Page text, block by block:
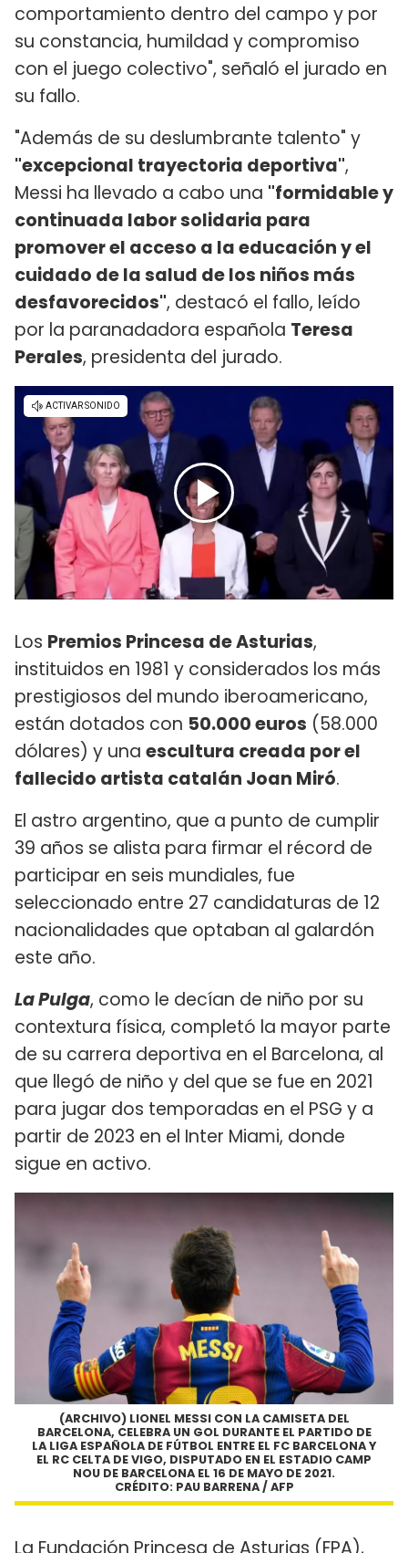
comportamiento dentro del campo y por
su constancia, humildad y compromiso
con el juego colectivo", señaló el jurado en
su fallo.
"Además de su deslumbrante talento" y
"excepcional trayectoria deportiva",
Messi ha llevado a cabo una "formidable y
continuada labor solidaria para
promover el acceso a la educación y el
cuidado de la salud de los niños más
desfavorecidos", destacó el fallo, leído
por la paranadadora española Teresa
Perales, presidenta del jurado.
Los Premios Princesa de Asturias,
instituidos en 1981 y considerados los más
prestigiosos del mundo iberoamericano,
están dotados con 50.000 euros (58.000
dólares) y una escultura creada por el
fallecido artista catalán Joan Miró.
El astro argentino, que a punto de cumplir
39 años se alista para firmar el récord de
participar en seis mundiales, fue
seleccionado entre 27 candidaturas de 12
nacionalidades que optaban al galardón
este año.
La Pulga, como le decían de niño por su
contextura física, completó la mayor parte
de su carrera deportiva en el Barcelona, al
que llegó de niño y del que se fue en 2021
para jugar dos temporadas en el PSG y a
partir de 2023 en el Inter Miami, donde
sigue en activo.
(ARCHIVO) LIONEL MESSI CON LA CAMISETA DEL
BARCELONA, CELEBRA UN GOL DURANTE EL PARTIDO DE
LA LIGA ESPAÑOLA DE FÚTBOL ENTRE EL FC BARCELONA Y
EL RC CELTA DE VIGO, DISPUTADO EN EL ESTADIO CAMP
NOU DE BARCELONA EL 16 DE MAYO DE 2021.
CRÉDITO: PAU BARRENA / AFP
La Fundación Princesa de Asturias (FPA),